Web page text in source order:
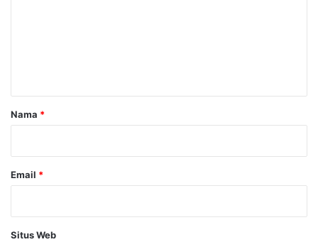
r
Nama *
Email *
Situs Web